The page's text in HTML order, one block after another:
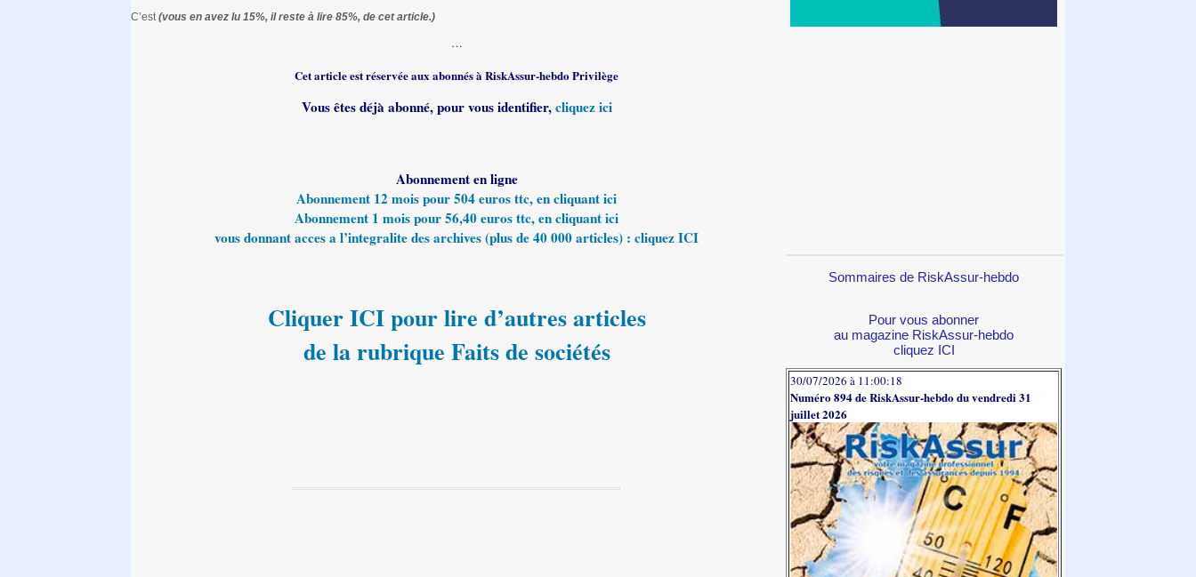
C’est(vous en avez lu 15%, il reste à lire 85%, de cet article.)
…
Cet article est réservée aux abonnés à RiskAssur-hebdo Privilège
Vous êtes déjà abonné, pour vous identifier,cliquez ici
Abonnement en ligne
Abonnement 12 mois pour 504 euros ttc, en cliquant ici
Abonnement 1 mois pour 56,40 euros ttc, en cliquant ici
vous donnant acces a l’integralite des archives (plus de 40 000 articles) : cliquez ICI
Cliquer ICI pour lire d’autres articles
de la rubrique Faits de sociétés
Sommaires de RiskAssur-hebdo
Pour vous abonner
au magazine RiskAssur-hebdo
cliquez ICI
30/07/2026 à 11:00:18
Numéro 894 de RiskAssur-hebdo du vendredi 31
juillet 2026